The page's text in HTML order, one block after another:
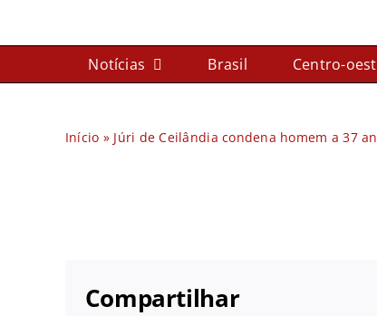
para
Notícias Brasil Centro-
Início » Júri de Ceilândia condena homem a 37
Compartilhar